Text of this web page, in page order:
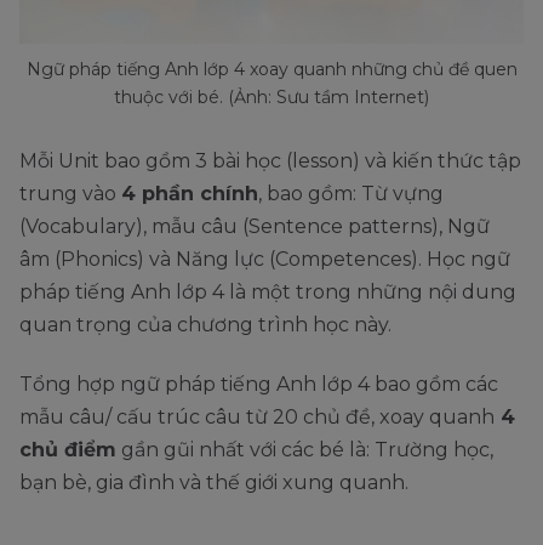
Ngữ pháp tiếng Anh lớp 4 xoay quanh những chủ đề quen
thuộc với bé. (Ảnh: Sưu tầm Internet)
Mỗi Unit bao gồm 3 bài học (lesson) và kiến thức tập
trung vào 4 phần chính, bao gồm: Từ vựng
(Vocabulary), mẫu câu (Sentence patterns), Ngữ
âm (Phonics) và Năng lực (Competences). Học ngữ
pháp tiếng Anh lớp 4 là một trong những nội dung
quan trọng của chương trình học này.
Tổng hợp ngữ pháp tiếng Anh lớp 4 bao gồm các
mẫu câu/ cấu trúc câu từ 20 chủ đề, xoay quanh 4
chủ điểm gần gũi nhất với các bé là: Trường học,
bạn bè, gia đình và thế giới xung quanh.